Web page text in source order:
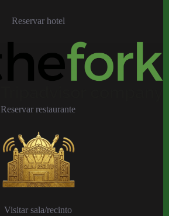
Reservar hotel
Reservar restaurante
Visitar sala/recinto